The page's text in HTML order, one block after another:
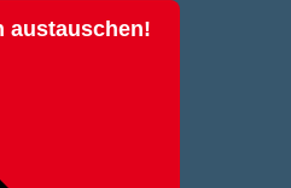
austauschen!